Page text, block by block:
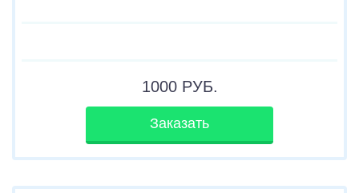
1000РУБ.
Заказать